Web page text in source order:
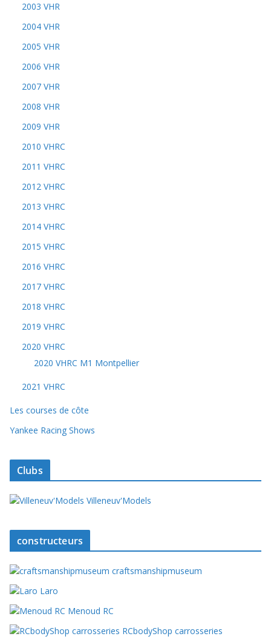
2003 VHR
2004 VHR
2005 VHR
2006 VHR
2007 VHR
2008 VHR
2009 VHR
2010 VHRC
2011 VHRC
2012 VHRC
2013 VHRC
2014 VHRC
2015 VHRC
2016 VHRC
2017 VHRC
2018 VHRC
2019 VHRC
2020 VHRC
2020 VHRC M1 Montpellier
2021 VHRC
Les courses de côte
Yankee Racing Shows
Clubs
Villeneuv'Models
constructeurs
craftsmanshipmuseum
Laro
Menoud RC
RCbodyShop carrosseries